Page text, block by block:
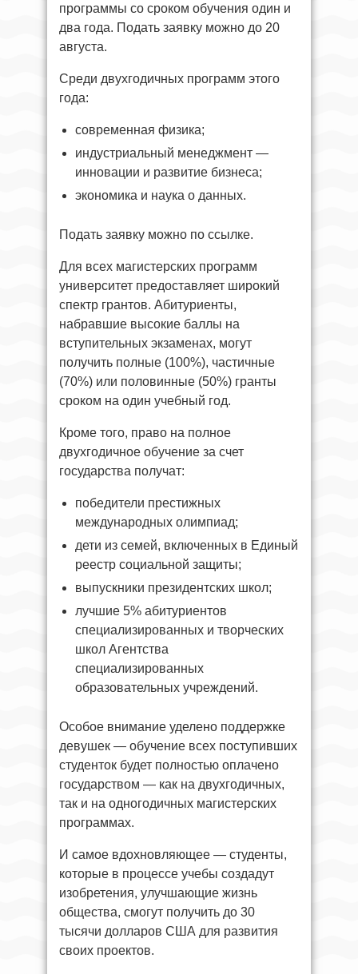
программы со сроком обучения один и
два года. Подать заявку можно до 20
августа.
Среди двухгодичных программ этого
года:
современная физика;
индустриальный менеджмент —
инновации и развитие бизнеса;
экономика и наука о данных.
Подать заявку можно по ссылке.
Для всех магистерских программ
университет предоставляет широкий
спектр грантов. Абитуриенты,
набравшие высокие баллы на
вступительных экзаменах, могут
получить полные (100%), частичные
(70%) или половинные (50%) гранты
сроком на один учебный год.
Кроме того, право на полное
двухгодичное обучение за счет
государства получат:
победители престижных
международных олимпиад;
дети из семей, включенных в Единый
реестр социальной защиты;
выпускники президентских школ;
лучшие 5% абитуриентов
специализированных и творческих
школ Агентства
специализированных
образовательных учреждений.
Особое внимание уделено поддержке
девушек — обучение всех поступивших
студенток будет полностью оплачено
государством — как на двухгодичных,
так и на одногодичных магистерских
программах.
И самое вдохновляющее — студенты,
которые в процессе учебы создадут
изобретения, улучшающие жизнь
общества, смогут получить до 30
тысячи долларов США для развития
своих проектов.